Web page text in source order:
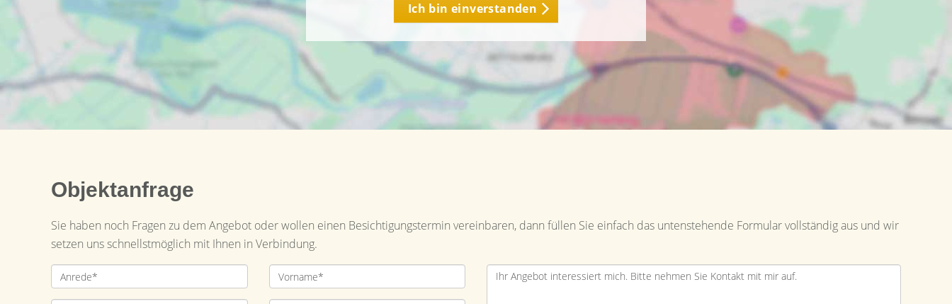
Ich bin einverstanden
Objektanfrage
Sie haben noch Fragen zu dem Angebot oder wollen einen Besichtigungstermin vereinbaren, dann füllen Sie einfach das untenstehende Formular vollständig aus und wir
setzen uns schnellstmöglich mit Ihnen in Verbindung.